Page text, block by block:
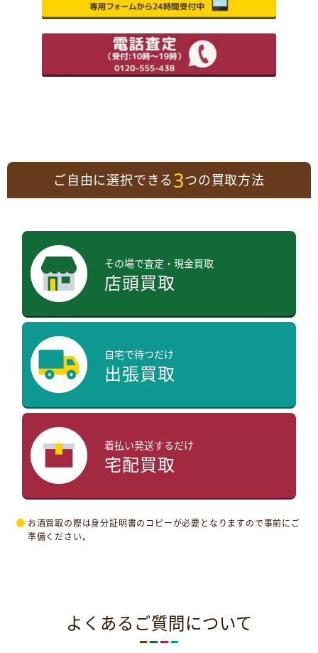
ご自由に選択できる3つの買取方法
その場で査定・現金買取
店頭買取
自宅で待つだけ
出張買取
着払い発送するだけ
宅配買取
お酒買取の際は身分証明書のコピーが必要となりますので事前にご
準備ください。
よくあるご質問について